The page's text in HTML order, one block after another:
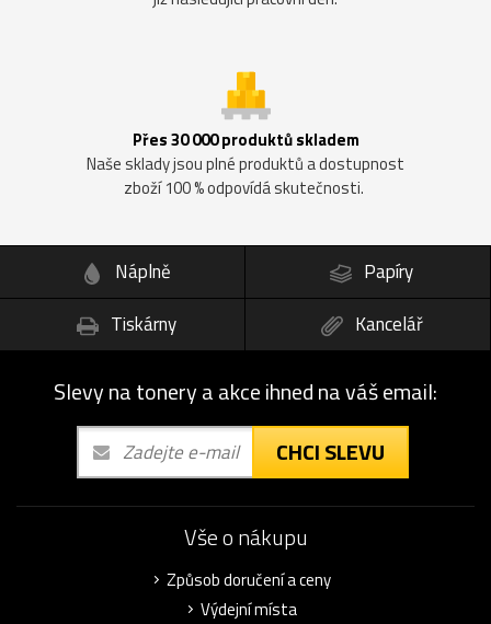
Přes 30 000 produktů skladem
Naše sklady jsou plné produktů a dostupnost
zboží 100 % odpovídá skutečnosti.
Náplně
Papíry
Tiskárny
Kancelář
Slevy na tonery a akce ihned na váš email:
CHCI SLEVU
Vše o nákupu
Způsob doručení a ceny
Výdejní místa